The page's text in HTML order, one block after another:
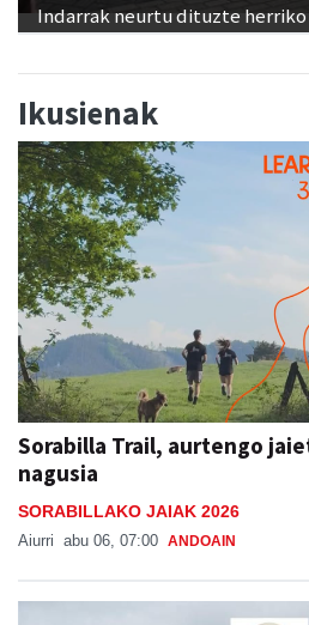
Indarrak neurtu dituzte
Ikusienak
Sorabilla Trail, aurtengo
nagusia
SORABILLAKO JAIAK 2026
Aiurri abu 06, 07:00 ANDOAIN